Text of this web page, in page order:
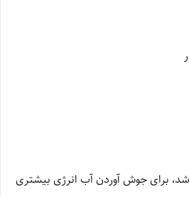
برای جوش آوردن آب انرژی بیشتری